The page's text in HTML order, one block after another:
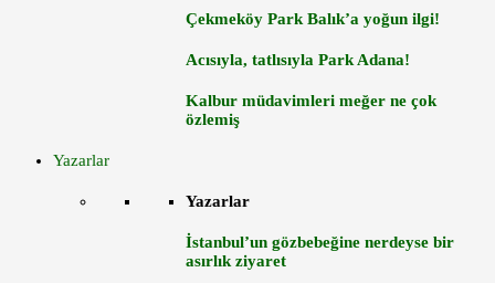
Çekmeköy Park Balık’a yoğun ilgi!
Acısıyla, tatlısıyla Park Adana!
Kalbur müdavimleri meğer ne çok
özlemiş
Yazarlar
Yazarlar
İstanbul’un gözbebeğine nerdeyse bir
asırlık ziyaret